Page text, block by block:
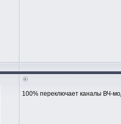
100% переключает каналы ВЧ-